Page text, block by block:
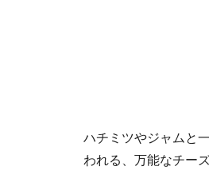
ハチミツやジャムと
われる、万能なチーズ